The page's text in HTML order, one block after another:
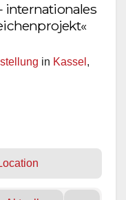
internationales
in Kassel ,